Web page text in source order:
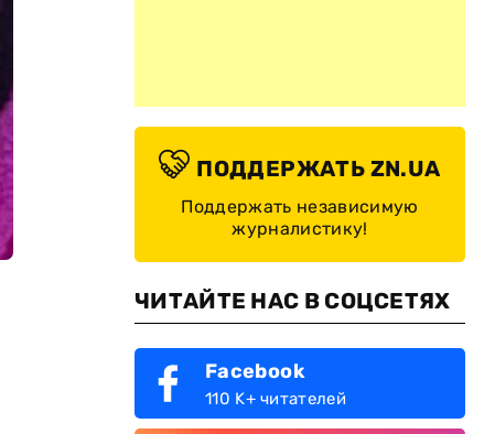
ПОДДЕРЖАТЬ ZN.UA
Поддержать независимую
журналистику!
ЧИТАЙТЕ НАС В СОЦСЕТЯХ
Facebook
110 K+ читателей